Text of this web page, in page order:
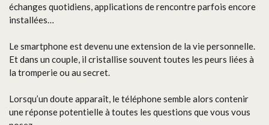
échanges quotidiens, applications de rencontre parfois encore
installées…
Le smartphone est devenu une extension de la vie personnelle.
Et dans un couple, il cristallise souvent toutes les peurs liées à
la tromperie ou au secret.
Lorsqu’un doute apparaît, le téléphone semble alors contenir
une réponse potentielle à toutes les questions que vous vous